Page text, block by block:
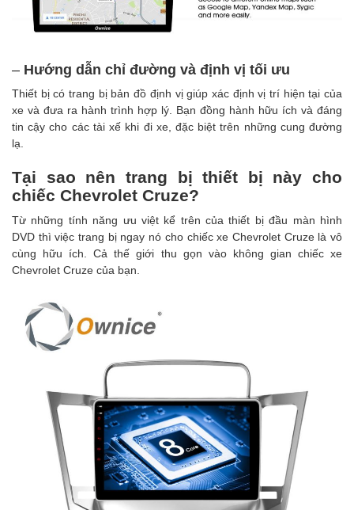
– Hướng dẫn chỉ đường và định vị tối ưu
Thiết bị có trang bị bản đồ định vị giúp xác định vị trí hiện tại của
xe và đưa ra hành trình hợp lý. Bạn đồng hành hữu ích và đáng
tin cậy cho các tài xế khi đi xe, đặc biệt trên những cung đường
lạ.
Tại sao nên trang bị thiết bị này cho
chiếc Chevrolet Cruze?
Từ những tính năng ưu việt kể trên của thiết bị đầu màn hình
DVD thì việc trang bị ngay nó cho chiếc xe Chevrolet Cruze là vô
cùng hữu ích. Cả thế giới thu gọn vào không gian chiếc xe
Chevrolet Cruze của bạn.